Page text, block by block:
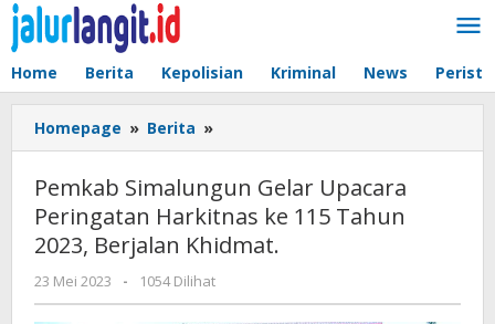
Lewati
konten
Home Berita Kepolisian Kriminal News
Homepage » Berita »
Simalungun
Upacara
Peringatan
Harkitnas
Tahun
Pemkab Simalungun Gelar Upacara
Peringatan Harkitnas ke 115 Tahun
2023, Berjalan Khidmat.
23 Mei 2023
oleh
admin
- 1054 Dilihat